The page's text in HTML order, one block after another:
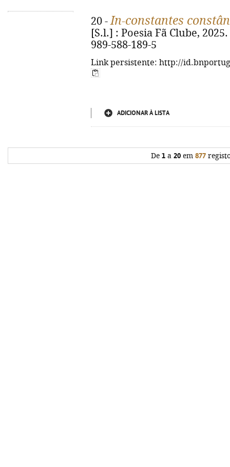
20 -In-constantes
[S.l.] : Poesia Fã Clube,
989-588-189-5
Link persistente: http://
ADICIONAR À LISTA
De 1 a 20 em 877